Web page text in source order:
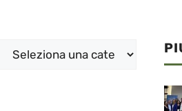
Categorie